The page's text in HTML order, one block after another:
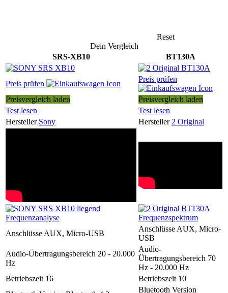
Reset
Dein Vergleich
SRS-XB10
BT130A
Preis prüfen
Preis prüfen
Preisvergleich laden
Preisvergleich laden
Test lesen
Test lesen
Hersteller Sony Hersteller 2 Original
Anschlüsse AUX, Micro-USB
Anschlüsse AUX, Micro-
USB
Audio-Übertragungsbereich 20 - 20.000
Hz
Audio-
Übertragungsbereich 70
Hz - 20.000 Hz
Betriebszeit 16 Betriebszeit 10
Bluetooth Version